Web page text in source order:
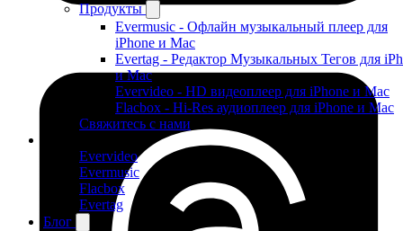
Продукты
Evermusic - Офлайн музыкальный плеер для
iPhone и Mac
Evertag - Редактор Музыкальных Тегов для
и Mac
Evervideo - HD видеоплеер для iPhone и Mac
Flacbox - Hi-Res аудиоплеер для iPhone и Mac
Свяжитесь с нами
Evervideo
Evermusic
Flacbox
Evertag
Блог